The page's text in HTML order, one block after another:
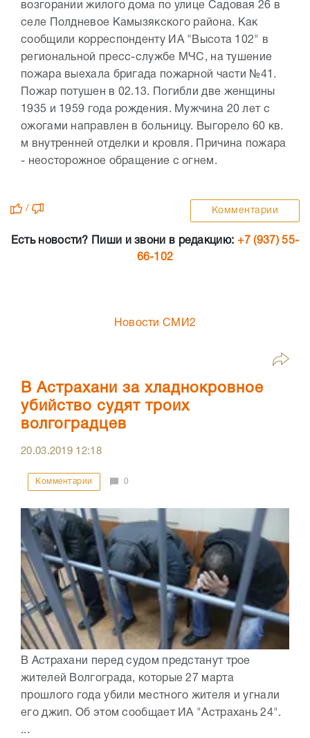
возгорании жилого дома по улице Садовая 26 в
селе Полдневое Камызякского района. Как
сообщили корреспонденту ИА "Высота 102" в
региональной пресс-службе МЧС, на тушение
пожара выехала бригада пожарной части №41.
Пожар потушен в 02.13. Погибли две женщины
1935 и 1959 года рождения. Мужчина 20 лет с
ожогами направлен в больницу. Выгорело 60 кв.
м внутренней отделки и кровля. Причина пожара
- неосторожное обращение с огнем.
/ Комментарии
Есть новости? Пиши и звони в редакцию: +7 (937) 55-
66-102
Новости СМИ2
В Астрахани за хладнокровное
убийство судят троих
волгоградцев
20.03.2019 12:18
Комментарии 0
В Астрахани перед судом предстанут трое
жителей Волгограда, которые 27 марта
прошлого года убили местного жителя и угнали
его джип. Об этом сообщает ИА "Астрахань 24".
...